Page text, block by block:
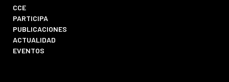
CCE
PARTICIPA
PUBLICACIONES
ACTUALIDAD
EVENTOS